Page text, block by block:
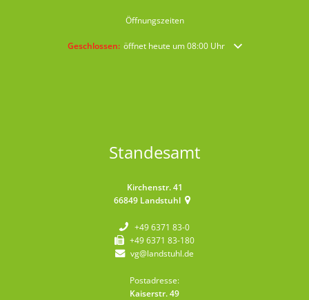
Öffnungszeiten
Klicken, um weitere Öffnungs- oder Schließzeiten
Geschlossen: öffnet heute um 08:00 Uhr
Standesamt
Kirchenstr. 41
66849 Landstuhl
+49 6371 83-0
+49 6371 83-180
vg@landstuhl.de
Postadresse:
Kaiserstr. 49